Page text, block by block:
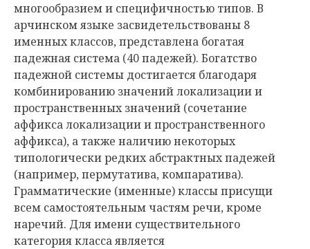
многообразием и специфичностью типов. В
арчинском языке засвидетельствованы 8
именных классов, представлена богатая
падежная система (40 падежей). Богатство
падежной системы достигается благодаря
комбинированию значений локализации и
пространственных значений (сочетание
аффикса локализации и пространственного
аффикса), а также наличию некоторых
типологически редких абстрактных падежей
(например, пермутатива, компаратива).
Грамматические (именные) классы присущи
всем самостоятельным частям речи, кроме
наречий. Для имени существительного
категория класса является